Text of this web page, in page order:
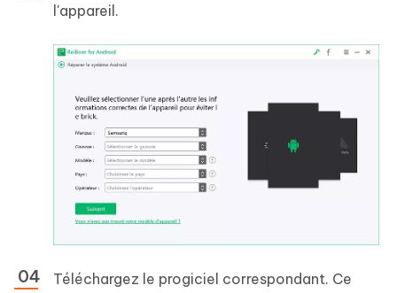
l'appareil.
Téléchargez le progiciel correspondant. Ce